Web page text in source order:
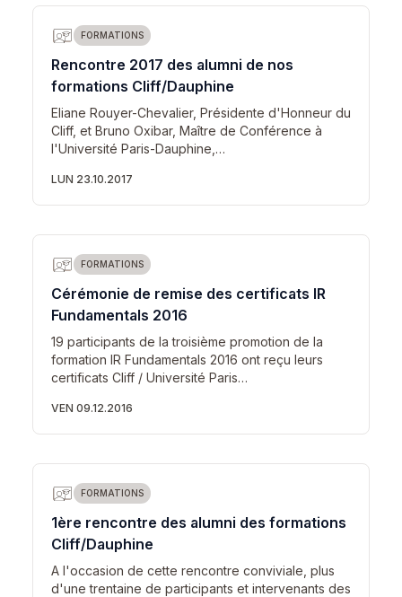
FORMATIONS
Rencontre 2017 des alumni de nos
formations Cliff/Dauphine
Eliane Rouyer-Chevalier, Présidente d'Honneur du
Cliff, et Bruno Oxibar, Maître de Conférence à
l'Université Paris-Dauphine,…
LUN 23.10.2017
FORMATIONS
Cérémonie de remise des certificats IR
Fundamentals 2016
19 participants de la troisième promotion de la
formation IR Fundamentals 2016 ont reçu leurs
certificats Cliff / Université Paris…
VEN 09.12.2016
FORMATIONS
1ère rencontre des alumni des formations
Cliff/Dauphine
A l'occasion de cette rencontre conviviale, plus
d'une trentaine de participants et intervenants des